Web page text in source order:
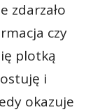
zdarzało
czy
plotką
i
okazuje